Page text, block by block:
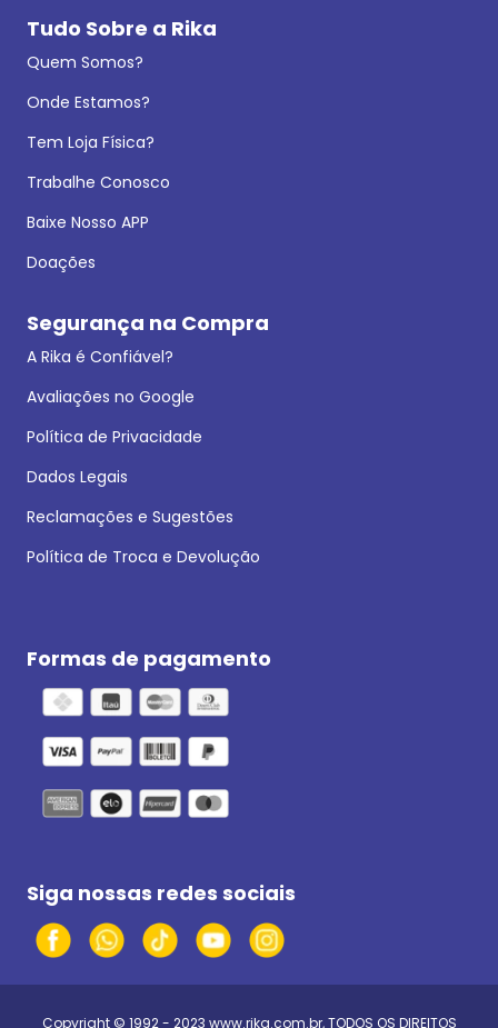
Tudo Sobre a Rika
Quem Somos?
Onde Estamos?
Tem Loja Física?
Trabalhe Conosco
Baixe Nosso APP
Doações
Segurança na Compra
A Rika é Confiável?
Avaliações no Google
Política de Privacidade
Dados Legais
Reclamações e Sugestões
Política de Troca e Devolução
Formas de pagamento
Siga nossas redes sociais
Copyright © 1992 - 2023 www.rika.com.br, TODOS OS DIREITOS